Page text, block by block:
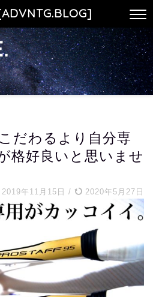
だわるより自分専
格好良いと思いませ
2019年11月15日 / 2020年5月27日